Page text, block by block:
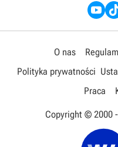
O nas
Polityka prywatności
Praca
Copyright © 2000 -